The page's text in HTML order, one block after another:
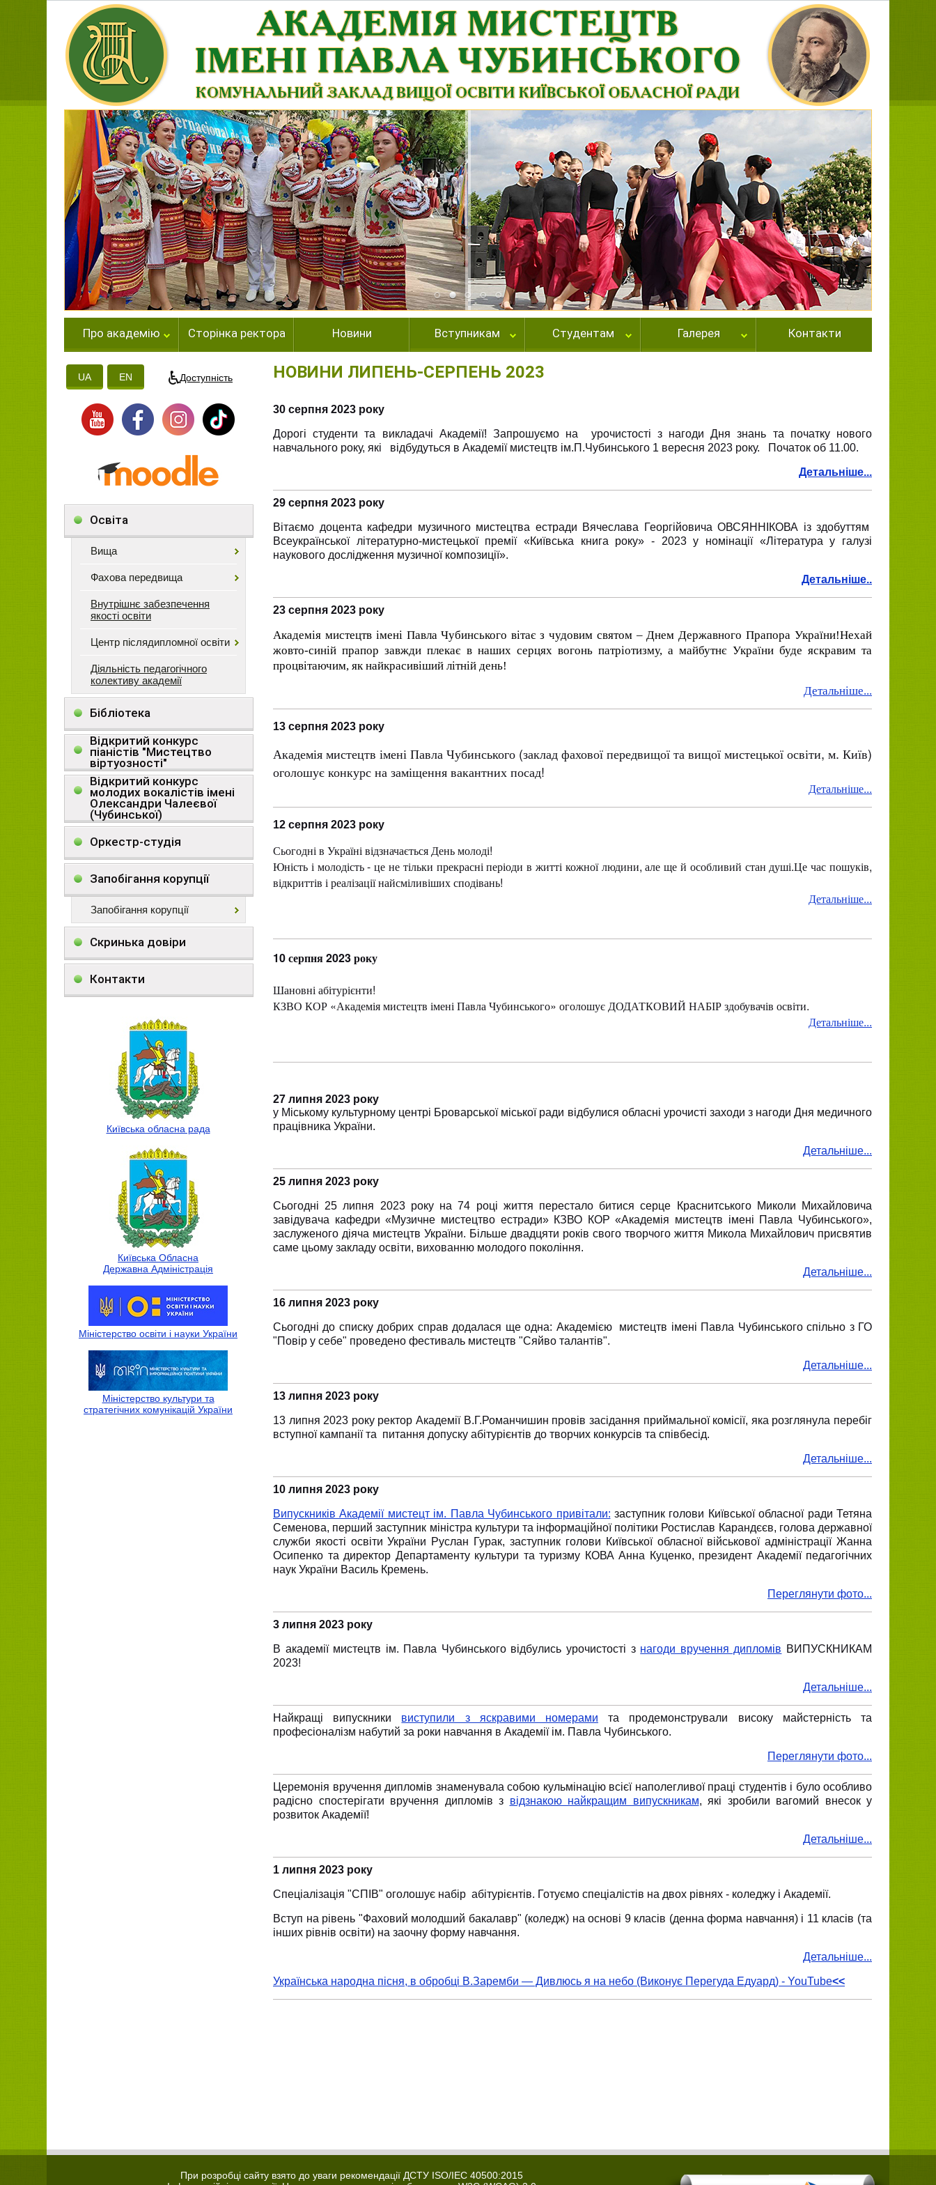
Про академію Сторінка ректора Новини Вступникам Студентам Галерея Контакти
UA EN Доступність
Освіта
Вища
Фахова передвища
Внутрішнє забезпечення
якості освіти
Центр післядипломної освіти
Діяльність педагогічного
колективу академії
Бібліотека
Відкритий конкурс
піаністів "Мистецтво
віртуозності"
Відкритий конкурс
молодих вокалістів імені
Олександри Чалеєвої
(Чубинської)
Оркестр-студія
Запобігання корупції
Запобігання корупції
Скринька довіри
Контакти
Київська обласна рада
Київська Обласна
Державна Адмiнiстрацiя
Міністерство освіти і науки України
Міністерство культури та
стратегічних комунікацій України
НОВИНИ ЛИПЕНЬ-СЕРПЕНЬ 2023
30 серпня 2023 року
Дорогі студенти та викладачі Академії! Запрошуємо на урочистості з нагоди Дня знань та початку нового
навчального року, які відбудуться в Академії мистецтв ім.П.Чубинського 1 вересня 2023 року. Початок об 11.00.
Детальніше...
29 серпня 2023 року
Вітаємо доцента кафедри музичного мистецтва естради Вячеслава Георгійовича ОВСЯННІКОВА із здобуттям
Всеукраїнської літературно-мистецької премії «Київська книга року» - 2023 у номінації «Література у галузі
наукового дослідження музичної композиції».
Детальніше..
23 серпня 2023 року
Академія мистецтв імені Павла Чубинського вітає з чудовим святом – Днем Державного Прапора України!Нехай
жовто-синій прапор завжди плекає в наших серцях вогонь патріотизму, а майбутнє України буде яскравим та
процвітаючим, як найкрасивіший літній день!
Детальніше...
13 серпня 2023 року
Академія мистецтв імені Павла Чубинського (заклад фахової передвищої та вищої мистецької освіти, м. Київ)
оголошує конкурс на заміщення вакантних посад!
Детальніше...
12 серпня 2023 року
Сьогодні в Україні відзначається День молоді!
Юність і молодість - це не тільки прекрасні періоди в житті кожної людини, але ще й особливий стан душі.Це час пошуків,
відкриттів і реалізації найсміливіших сподівань!
Детальніше...
10 серпня 2023 року
Шановні абітурієнти!
КЗВО КОР «Академія мистецтв імені Павла Чубинського» оголошує ДОДАТКОВИЙ НАБІР здобувачів освіти.
Детальніше...
27 липня 2023 року
у Міському культурному центрі Броварської міської ради відбулися обласні урочисті заходи з нагоди Дня медичного
працівника України.
Детальніше...
25 липня 2023 року
Сьогодні 25 липня 2023 року на 74 році життя перестало битися серце Краснитського Миколи Михайловича
завідувача кафедри «Музичне мистецтво естради» КЗВО КОР «Академія мистецтв імені Павла Чубинського»,
заслуженого діяча мистецтв України. Більше двадцяти років свого творчого життя Микола Михайлович присвятив
саме цьому закладу освіти, вихованню молодого покоління.
Детальніше...
16 липня 2023 року
Сьогодні до списку добрих справ додалася ще одна: Академією мистецтв імені Павла Чубинського спільно з ГО
"Повір у себе" проведено фестиваль мистецтв "Сяйво талантів".
Детальніше...
13 липня 2023 року
13 липня 2023 року ректор Академії В.Г.Романчишин провів засідання приймальної комісії, яка розглянула перебіг
вступної кампанії та питання допуску абітурієнтів до творчих конкурсів та співбесід.
Детальніше...
10 липня 2023 року
Випускників Академії мистецт ім. Павла Чубинського привітали: заступник голови Київської обласної ради Тетяна
Семенова, перший заступник міністра культури та інформаційної політики Ростислав Карандєєв, голова державної
служби якості освіти України Руслан Гурак, заступник голови Київської обласної військової адміністрації Жанна
Осипенко та директор Департаменту культури та туризму КОВА Анна Куценко, президент Академії педагогічних
наук України Василь Кремень.
Переглянути фото...
3 липня 2023 року
В академії мистецтв ім. Павла Чубинського відбулись урочистості з нагоди вручення дипломів ВИПУСКНИКАМ
2023!
Детальніше...
Найкращі випускники виступили з яскравими номерами та продемонстрували високу майстерність та
професіоналізм набутий за роки навчання в Академії ім. Павла Чубинського.
Переглянути фото...
Церемонія вручення дипломів знаменувала собою кульмінацію всієї наполегливої праці студентів і було особливо
радісно спостерігати вручення дипломів з відзнакою найкращим випускникам, які зробили вагомий внесок у
розвиток Академії!
Детальніше...
1 липня 2023 року
Спеціалізація "СПІВ" оголошує набір абітурієнтів. Готуємо спеціалістів на двох рівнях - коледжу і Академії.
Вступ на рівень "Фаховий молодший бакалавр" (коледж) на основі 9 класів (денна форма навчання) і 11 класів (та
інших рівнів освіти) на заочну форму навчання.
Детальніше...
Українська народна пісня, в обробці В.Заремби — Дивлюсь я на небо (Виконує Перегуда Едуард) - YouTube<<
При розробці сайту взято до уваги рекомендації ДСТУ ISO/IEC 40500:2015